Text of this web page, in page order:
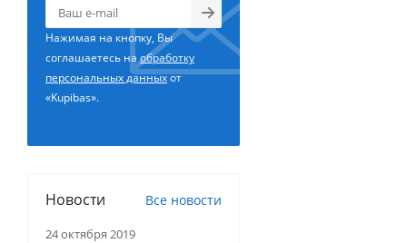
Нажимая на кнопку, Вы
соглашаетесь наобработку
персональных данныхот
«Kupibas».
Новости Все новости
24 октября 2019